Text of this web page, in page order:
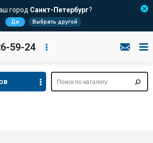
город Санкт-Петербург?
Да Выбрать другой
59-24